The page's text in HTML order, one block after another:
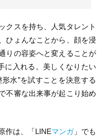
クスを持ち、人気タレント
ひょんなことから、顔を浸
りの容姿へと変えることが
に入れる。美しくなりたい
水”を試すことを決意する
不審な出来事が起こり始め
作は、「LINEマンガ」でも